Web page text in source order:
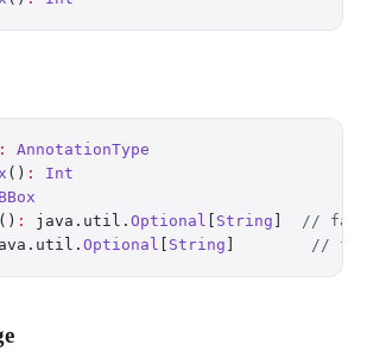
:
AnnotationType
() :
Int
() : java.util. Optional String
//
Optional String //